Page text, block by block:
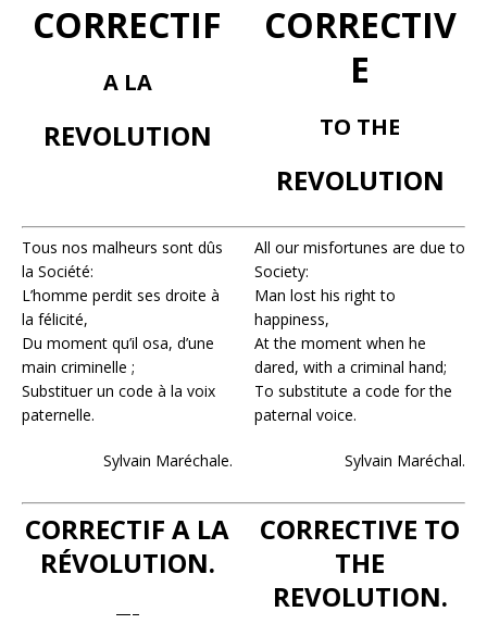
CORRECTIF
A LA
REVOLUTION
CORRECTIV
E
TO THE
REVOLUTION
Tous nos malheurs sont dûs
la Société:
L’homme perdit ses droite à
la félicité,
Du moment qu’il osa, d’une
main criminelle ;
Substituer un code à la voix
paternelle.
Sylvain Maréchale.
All our misfortunes are due to
Society:
Man lost his right to
happiness,
At the moment when he
dared, with a criminal hand;
To substitute a code for the
paternal voice.
Sylvain Maréchal.
CORRECTIF A LA
RÉVOLUTION.
—–
CORRECTIVE TO
THE
REVOLUTION.